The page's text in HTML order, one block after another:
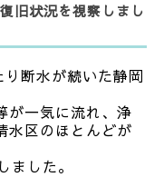
旧状況を視察しまし
断水が続いた静岡
が一気に流れ、浄
水区のほとんどが
した。